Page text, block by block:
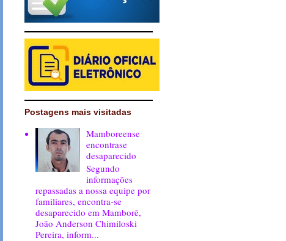
Postagens mais visitadas
Mamboreense
encontrase
desaparecido
Segundo
informações
repassadas a nossa equipe por
familiares, encontra-se
desaparecido em Mamborê,
João Anderson Chimiloski
Pereira, inform...